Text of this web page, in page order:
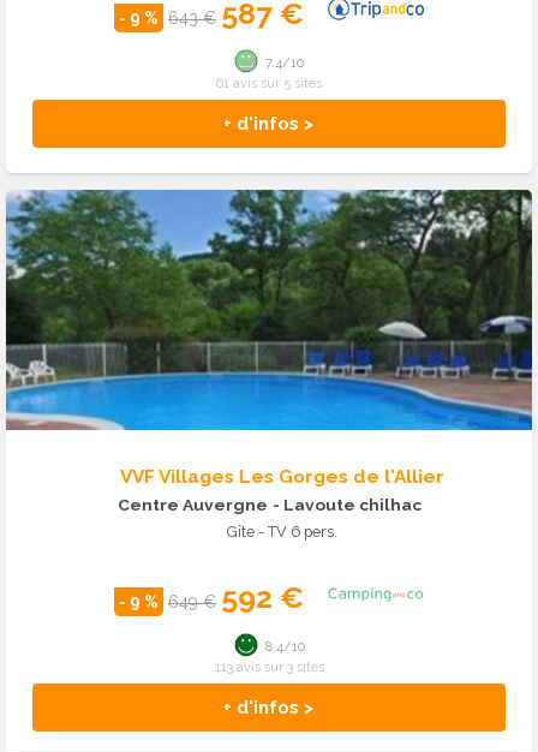
- 9 % 643 € 587 €
+ d'infos >
7.4/10
61 avis sur 5 sites
VVF Villages Les Gorges de l'Allier
Centre Auvergne - Lavoute chilhac
Gîte - TV 6 pers.
- 9 % 649 € 592 €
+ d'infos >
8.4/10
113 avis sur 3 sites